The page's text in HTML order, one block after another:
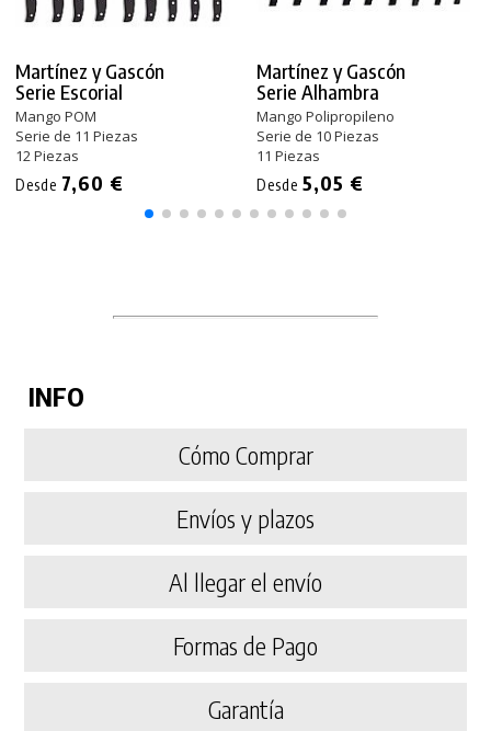
Martínez y Gascón
Serie Escorial
Mango POM
Serie de 11 Piezas
12 Piezas
Desde 7,60 €
Martínez y Gascón
Serie Alhambra
Mango Polipropileno
Serie de 10 Piezas
11 Piezas
Desde 5,05 €
INFO
Cómo Comprar
Envíos y plazos
Al llegar el envío
Formas de Pago
Garantía